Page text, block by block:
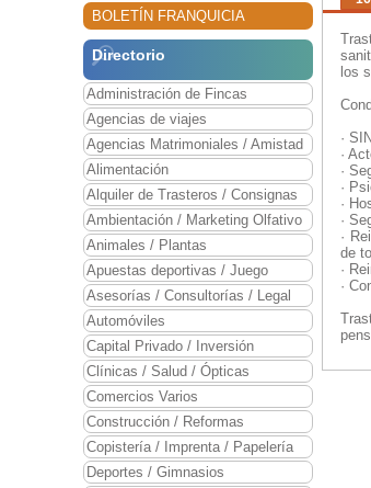
BOLETÍN FRANQUICIA
Directorio
Administración de Fincas
Agencias de viajes
Agencias Matrimoniales / Amistad
Alimentación
Alquiler de Trasteros / Consignas
Ambientación / Marketing Olfativo
Animales / Plantas
Apuestas deportivas / Juego
Asesorías / Consultorías / Legal
Automóviles
Capital Privado / Inversión
Clínicas / Salud / Ópticas
Comercios Varios
Construcción / Reformas
Copistería / Imprenta / Papelería
Deportes / Gimnasios
los
·
·
·
·
·
·
·
de
·
·